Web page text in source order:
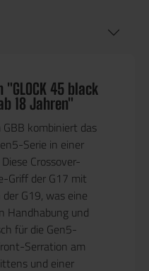
45 black
18 Jahren"
kombiniert das
Serie in einer
Crossover-
Griff der G17 mit
G19, was eine
Handhabung und
für die Gen5-
Serration am
und einer